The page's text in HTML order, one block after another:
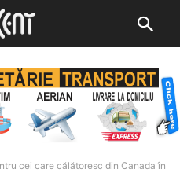
cei care călătoresc din Canada în